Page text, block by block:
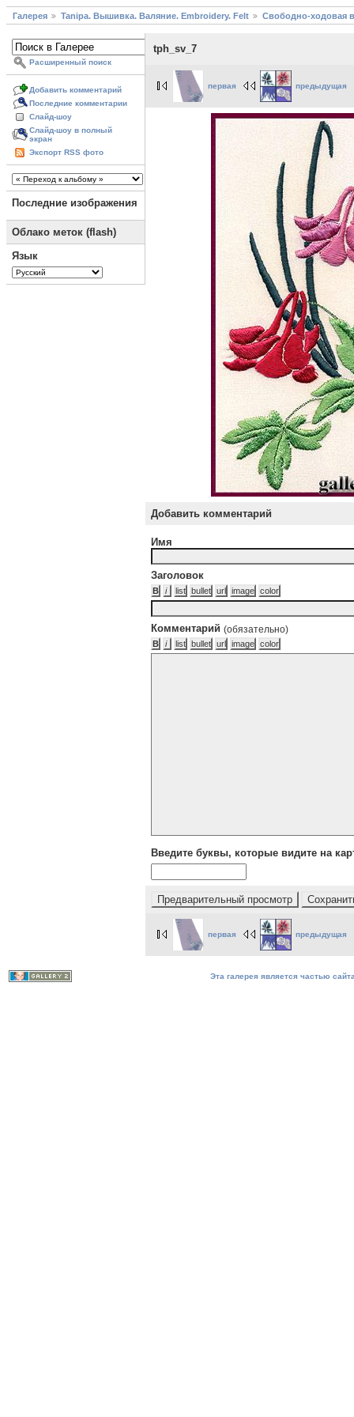
Галерея Tanipa. Вышивка. Валяние. Embroidery. Felt Свободно-ходовая
Расширенный поиск
Добавить комментарий
Последние комментарии
Слайд-шоу
Слайд-шоу в полный
экран
Экспорт RSS фото
Последние изображения
Облако меток (flash)
Язык
tph_sv_7
первая предыдущая
Добавить комментарий
Имя
Заголовок
Комментарий (обязательно)
Введите буквы, которые видите на
первая предыдущая
Эта галерея является частью